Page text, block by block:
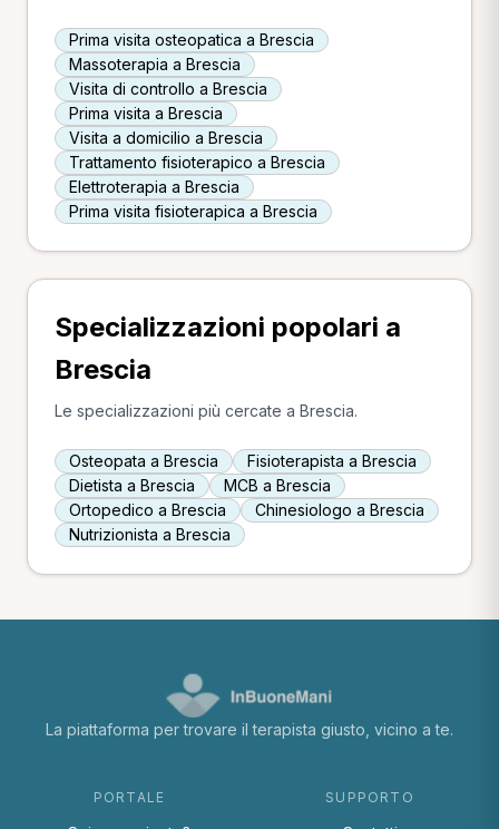
Prima visita osteopatica a Brescia
Massoterapia a Brescia
Visita di controllo a Brescia
Prima visita a Brescia
Visita a domicilio a Brescia
Trattamento fisioterapico a Brescia
Elettroterapia a Brescia
Prima visita fisioterapica a Brescia
Specializzazioni popolari a
Brescia
Le specializzazioni più cercate a Brescia.
Osteopata a Brescia
Fisioterapista a Brescia
Dietista a Brescia
MCB a Brescia
Ortopedico a Brescia
Chinesiologo a Brescia
Nutrizionista a Brescia
La piattaforma per trovare il terapista giusto, vicino a te.
PORTALE SUPPORTO